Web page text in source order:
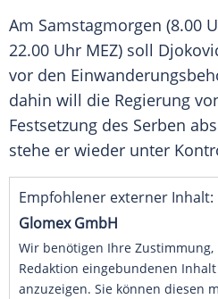
Am Samstagmorgen (8.00
22.00 Uhr MEZ) soll
vor den
dahin will die Regierung
Festsetzung des Serben
stehe er wieder unter
Empfohlener externer Inhalt:
Glomex GmbH
Wir benötigen Ihre
Redaktion eingebundenen Inhalt
anzuzeigen. Sie können diesen